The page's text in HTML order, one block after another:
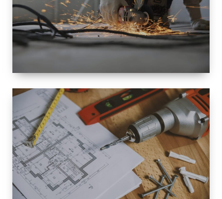
ESPACE
RÉNOVATION
INTÉRIEURE ET
EXTÉRIEURE